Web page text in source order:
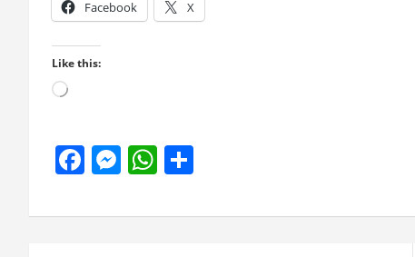
Facebook X
Like this:
Loading…
F
ce
M
se
W
at ar